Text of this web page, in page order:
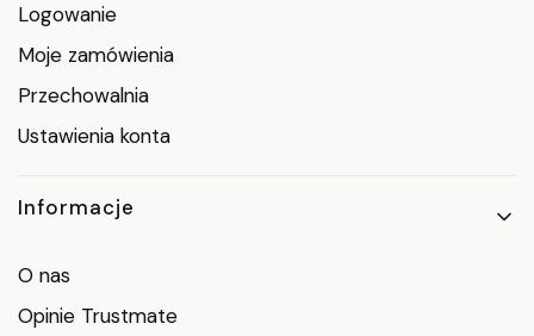
Logowanie
Moje zamówienia
Przechowalnia
Ustawienia konta
Informacje
O nas
Opinie Trustmate